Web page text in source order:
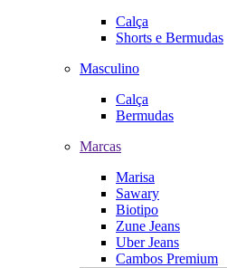
Calça
Shorts e Bermudas
Masculino
Calça
Bermudas
Marcas
Marisa
Sawary
Biotipo
Zune Jeans
Uber Jeans
Cambos Premium